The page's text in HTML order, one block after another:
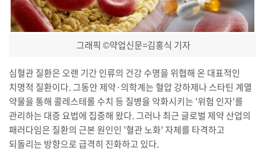
그래픽 ©약업신문=김홍식 기자
심혈관 질환은 오랜 기간 인류의 건강 수명을 위협해 온 대표적인
치명적 질환이다. 그동안 제약·의학계는 혈압 강하제나 스타틴 계열
약물을 통해 콜레스테롤 수치 등 질병을 악화시키는 '위험 인자'를
관리하는 대증 요법에 집중해 왔다. 그러나 최근 글로벌 제약 산업의
패러다임은 질환의 근본 원인인 '혈관 노화' 자체를 타격하고
되돌리는 방향으로 급격히 진화하고 있다.